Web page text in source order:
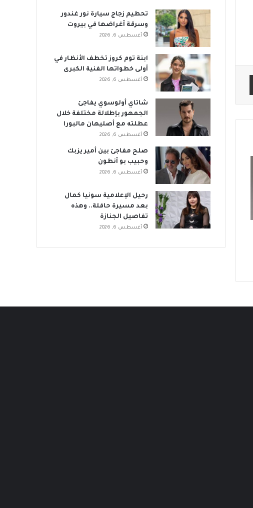
مشاركة بالبريد
تحطيم زجاج سيارة نور غندور
وسرقة أغراضها في بيروت
أغسطس 6, 2026
ابنة توم كروز تخطف الأنظار في
أولى خطواتها الفنية الكبرى
أغسطس 6, 2026
شاتاي أولوسوي يفاجئ
الجمهور بإطلالة مختلفة خلال
عطلته مع أصليهان مالبورا
أغسطس 6, 2026
صلح مفاجئ بين أمير يزبك
وحبيب بو أنطون
أغسطس 6, 2026
رحيل الإعلامية سونيا كمال
بعد مسيرة حافلة.. وهذه
تفاصيل الجنازة
أغسطس 6, 2026